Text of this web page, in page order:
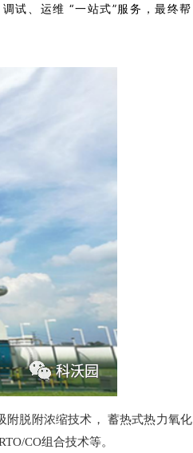
试、运维 “一站式”服务，最终帮
附脱附浓缩技术， 蓄热式热力氧化
CO组合技术等。